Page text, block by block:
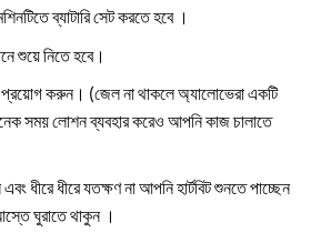
ব্যাটারি সেট করতে হবে ।
শুয়ে নিতে হবে।
প্রয়োগ করুন। (জেল না থাকলে অ্যালোভেরা একটি
সময় লোশন ব্যবহার করেও আপনি কাজ চালাতে
ধীরে ধীরে যতক্ষণ না আপনি হার্টবিট শুনতে পাচ্ছেন
ঘুরাতে থাকুন ।